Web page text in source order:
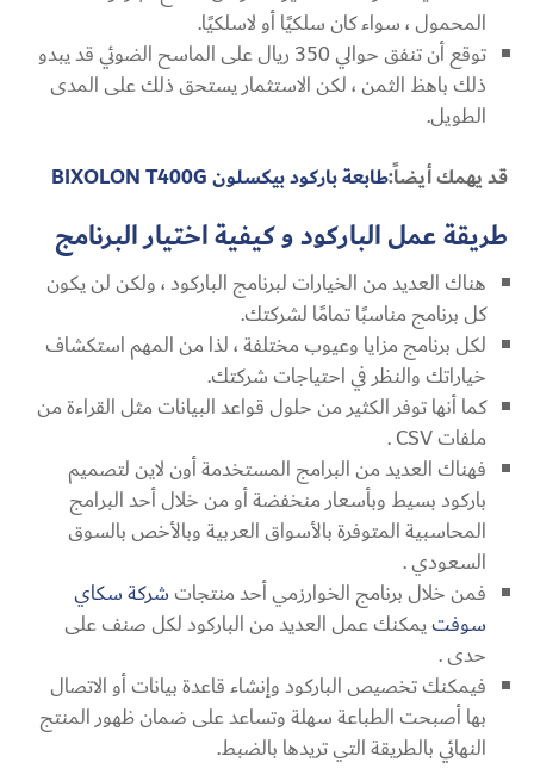
المحمول ، سواء كان سلكيًا أو لاسلكيًا.
توقع أن تنفق حوالي 350 ريال على الماسح الضوئي قد يبدو
ذلك باهظ الثمن ، لكن الاستثمار يستحق ذلك على المدى
الطويل.
قد يهمك أيضاً:طابعة باركود بيكسلون BIXOLON T400G
طريقة عمل الباركود و كيفية اختيار البرنامج
هناك العديد من الخيارات لبرنامج الباركود ، ولكن لن يكون
كل برنامج مناسبًا تمامًا لشركتك.
لكل برنامج مزايا وعيوب مختلفة ، لذا من المهم استكشاف
خياراتك والنظر في احتياجات شركتك.
كما أنها توفر الكثير من حلول قواعد البيانات مثل القراءة من
ملفات CSV .
فهناك العديد من البرامج المستخدمة أون لاين لتصميم
باركود بسيط وبأسعار منخفضة أو من خلال أحد البرامج
المحاسبية المتوفرة بالأسواق العربية وبالأخص بالسوق
السعودي .
فمن خلال برنامج الخوارزمي أحد منتجاتشركة سكاي
سوفتيمكنك عمل العديد من الباركود لكل صنف على
حدى .
فيمكنك تخصيص الباركود وإنشاء قاعدة بيانات أو الاتصال
بها أصبحت الطباعة سهلة وتساعد على ضمان ظهور المنتج
النهائي بالطريقة التي تريدها بالضبط.